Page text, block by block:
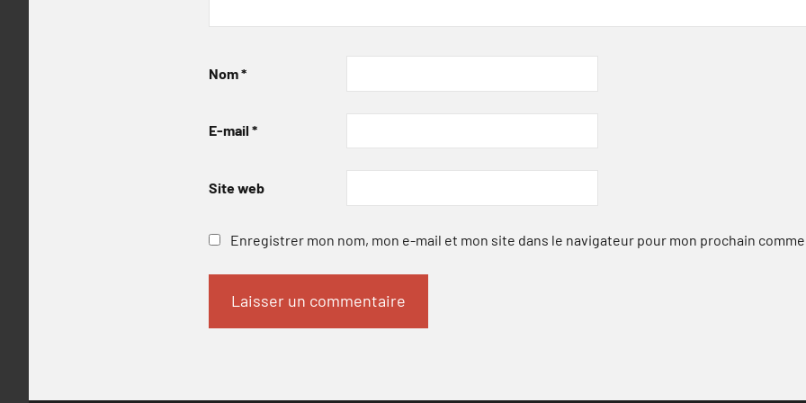
Nom*
E-mail *
Site web
Enregistrer mon nom, mon e-mail et mon site dans le navigateur pour mon prochain